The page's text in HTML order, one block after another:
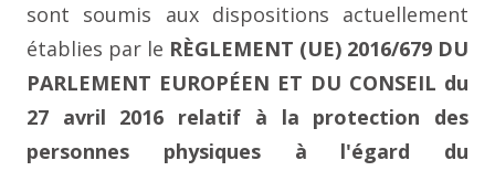
sont soumis aux dispositions actuellement
établies par le RÈGLEMENT (UE) 2016/679 DU
PARLEMENT EUROPÉEN ET DU CONSEIL du
27 avril 2016 relatif à la protection des
personnes physiques à l'égard du